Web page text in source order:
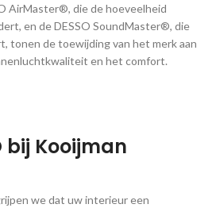
AirMaster®, die de hoeveelheid
en de DESSO SoundMaster®, die
tonen de toewijding van het merk aan
en het comfort.
bij Kooijman
we dat uw interieur een